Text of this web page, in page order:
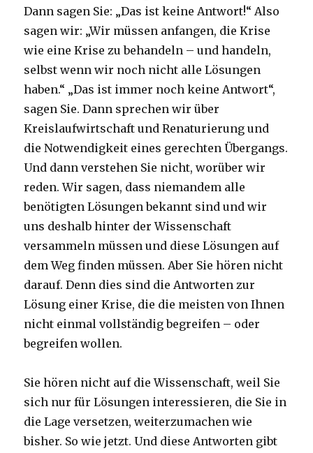
Dann sagen Sie: „Das ist keine Antwort!“ Also
sagen wir: „Wir müssen anfangen, die Krise
wie eine Krise zu behandeln – und handeln,
selbst wenn wir noch nicht alle Lösungen
haben.“ „Das ist immer noch keine Antwort“,
sagen Sie. Dann sprechen wir über
Kreislaufwirtschaft und Renaturierung und
die Notwendigkeit eines gerechten Übergangs.
Und dann verstehen Sie nicht, worüber wir
reden. Wir sagen, dass niemandem alle
benötigten Lösungen bekannt sind und wir
uns deshalb hinter der Wissenschaft
versammeln müssen und diese Lösungen auf
dem Weg finden müssen. Aber Sie hören nicht
darauf. Denn dies sind die Antworten zur
Lösung einer Krise, die die meisten von Ihnen
nicht einmal vollständig begreifen – oder
begreifen wollen.
Sie hören nicht auf die Wissenschaft, weil Sie
sich nur für Lösungen interessieren, die Sie in
die Lage versetzen, weiterzumachen wie
bisher. So wie jetzt. Und diese Antworten gibt